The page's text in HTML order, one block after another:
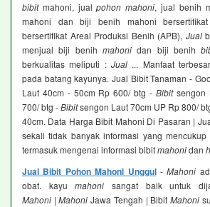
bibitmahoni, jualpohon mahoni, jual benih
mahoni dan biji benih mahoni bersertifikat
bersertifikat Areal Produksi Benih (APB), Jual
menjual biji benih mahoni dan biji benih
berkualitas meliputi : Jual ... Manfaat
pada batang kayunya. Jual Bibit Tanaman -
Laut 40cm - 50cm Rp 600/ btg - Bibitsengon
700/ btg -Bibitsengon Laut 70cm UP Rp 800/
40cm. Data Harga Bibit Mahoni Di Pasaran |
sekali tidak banyak informasi yang mencukup
termasuk mengenai informasi bibitmahonidan
Jual Bibit Pohon Mahoni Unggul-Mahoni
obat. kayumahoni sangat baik untuk
Mahoni |Mahoni Jawa Tengah | BibitMahoni